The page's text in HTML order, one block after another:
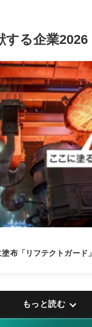
する企業2026
布「リフテクトガード」
もっと読む